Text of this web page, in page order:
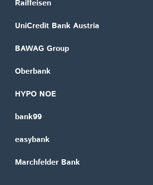
Raiffeisen
UniCredit Bank Austria
BAWAG Group
Oberbank
HYPO NOE
bank99
easybank
Marchfelder Bank